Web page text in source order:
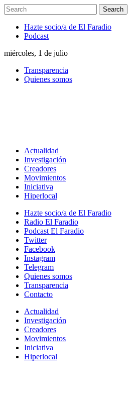
Hazte socio/a de El Faradio
Podcast
miércoles, 1 de julio
Transparencia
Quienes somos
Actualidad
Investigación
Creadores
Movimientos
Iniciativa
Hiperlocal
Hazte socio/a de El Faradio
Radio El Faradio
Podcast El Faradio
Twitter
Facebook
Instagram
Telegram
Quienes somos
Transparencia
Contacto
Actualidad
Investigación
Creadores
Movimientos
Iniciativa
Hiperlocal